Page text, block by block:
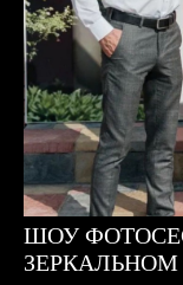
ШОУ